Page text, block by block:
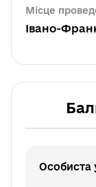
Місце
Івано-
Особиста